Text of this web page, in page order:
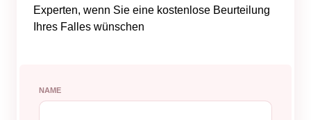
Experten, wenn Sie eine kostenlose Beurteilung
Ihres Falles wünschen
NAME